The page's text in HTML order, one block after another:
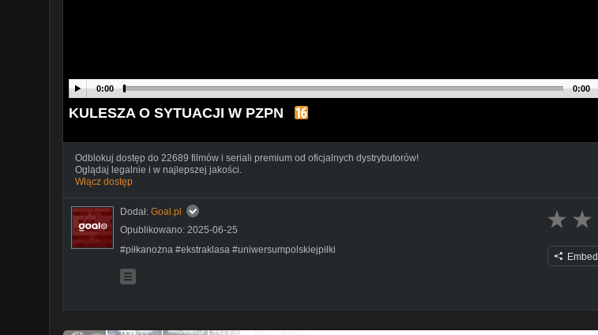
0:00 0:00
KULESZA O SYTUACJI W PZPN
Odblokuj dostęp do 22689 filmów i seriali premium od oficjalnych dystrybutorów!
Oglądaj legalnie i w najlepszej jakości.
Włącz dostęp
Dodał: Goal.pl
Opublikowano: 2025-06-25
#piłkanożna #ekstraklasa #uniwersumpolskiejpiłki
Embed